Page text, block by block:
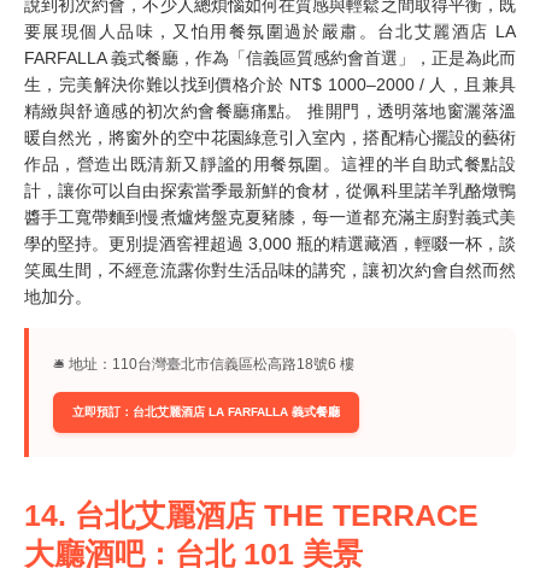
說到初次約會，不少人總煩惱如何在質感與輕鬆之間取得平衡，既
要展現個人品味，又怕用餐氛圍過於嚴肅。台北艾麗酒店 LA
FARFALLA 義式餐廳，作為「信義區質感約會首選」，正是為此而
生，完美解決你難以找到價格介於 NT$ 1000–2000 / 人，且兼具
精緻與舒適感的初次約會餐廳痛點。 推開門，透明落地窗灑落溫
暖自然光，將窗外的空中花園綠意引入室內，搭配精心擺設的藝術
作品，營造出既清新又靜謐的用餐氛圍。這裡的半自助式餐點設
計，讓你可以自由探索當季最新鮮的食材，從佩科里諾羊乳酪燉鴨
醬手工寬帶麵到慢煮爐烤盤克夏豬膝，每一道都充滿主廚對義式美
學的堅持。更別提酒窖裡超過 3,000 瓶的精選藏酒，輕啜一杯，談
笑風生間，不經意流露你對生活品味的講究，讓初次約會自然而然
地加分。
🛎︎ 地址：110台灣臺北市信義區松高路18號6 樓
立即預訂：台北艾麗酒店 LA FARFALLA 義式餐廳
14. 台北艾麗酒店 THE TERRACE
大廳酒吧：台北 101 美景